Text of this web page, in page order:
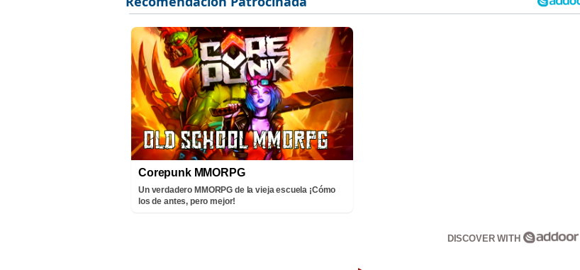
Corepunk MMORPG
Un verdadero MMORPG de la vieja escuela ¡Cómo
los de antes, pero mejor!
DISCOVER WITH